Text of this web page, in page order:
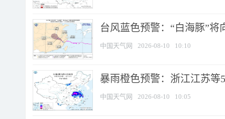
台风蓝色预警：“白海豚”
中国天气网 2026-08-10 10:10
暴雨橙色预警：浙江江苏等
中国天气网 2026-08-10 10:05